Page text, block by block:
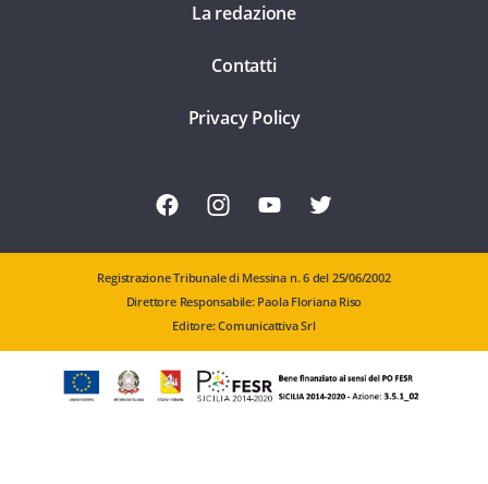
La redazione
Contatti
Privacy Policy
Registrazione Tribunale di Messina n. 6 del 25/06/2002
Direttore Responsabile: Paola Floriana Riso
Editore: Comunicattiva Srl